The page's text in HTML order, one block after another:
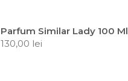
Parfum Similar Lady 100 Ml
130,00 lei